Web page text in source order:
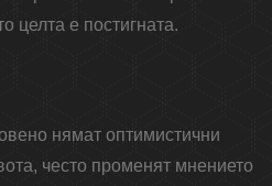
целта е постигната.
нямат оптимистични
често променят мнението